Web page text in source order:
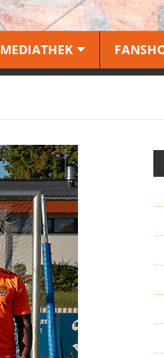
MEDIATHEK